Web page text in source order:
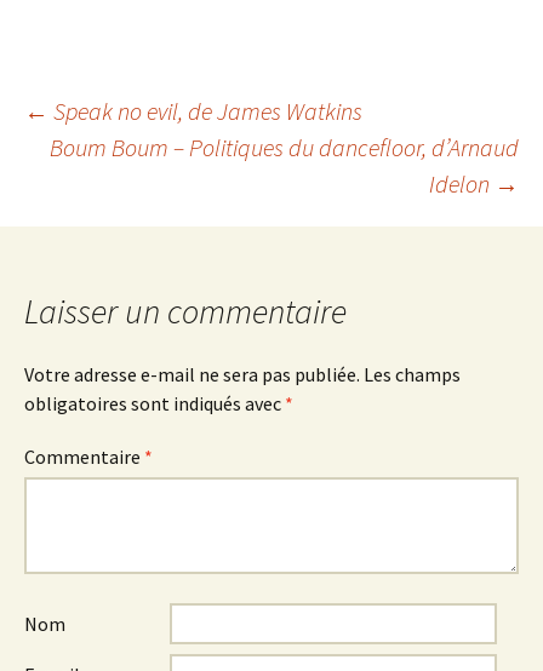
Navigation
← Speak no evil, de James Watkins
Boum Boum – Politiques du dancefloor, d’Arnaud
Idelon →
Laisser un commentaire
Votre adresse e-mail ne sera pas publiée. Les champs
obligatoires sont indiqués avec *
Commentaire *
Nom